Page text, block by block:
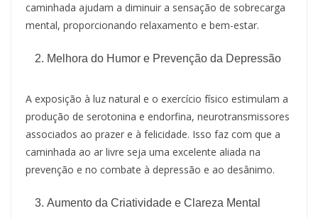
caminhada ajudam a diminuir a sensação de sobrecarga
mental, proporcionando relaxamento e bem-estar.
Melhora do Humor e Prevenção da Depressão
A exposição à luz natural e o exercício físico estimulam a
produção de serotonina e endorfina, neurotransmissores
associados ao prazer e à felicidade. Isso faz com que a
caminhada ao ar livre seja uma excelente aliada na
prevenção e no combate à depressão e ao desânimo.
Aumento da Criatividade e Clareza Mental